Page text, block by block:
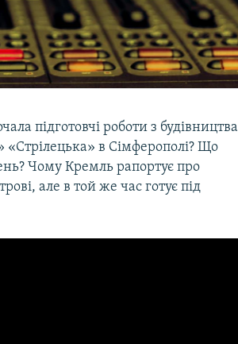
підготовчі роботи з будівництва
«Стрілецька» в Сімферополі? Що
Чому Кремль рапортує про
але в той же час готує під